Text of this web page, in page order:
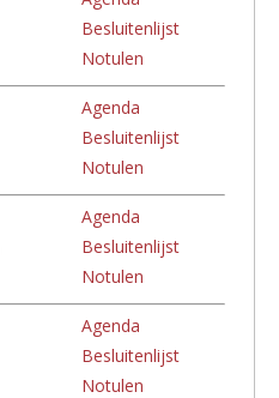
Besluitenlijst
Notulen
Agenda
Besluitenlijst
Notulen
Agenda
Besluitenlijst
Notulen
Agenda
Besluitenlijst
Notulen